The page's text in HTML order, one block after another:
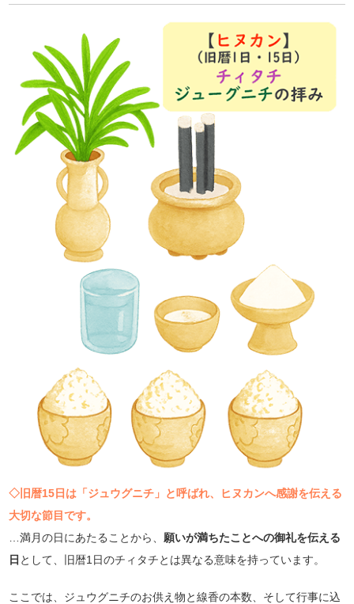
◇旧暦15日は「ジュウグニチ」と呼ばれ、ヒヌカンへ感謝を伝える
大切な節目です。
…満月の日にあたることから、 願いが満ちたことへの御礼を伝える
日 として、旧暦1日のチィタチとは異なる意味を持っています。
ここでは、ジュウグニチのお供え物と線香の本数、そして行事に込